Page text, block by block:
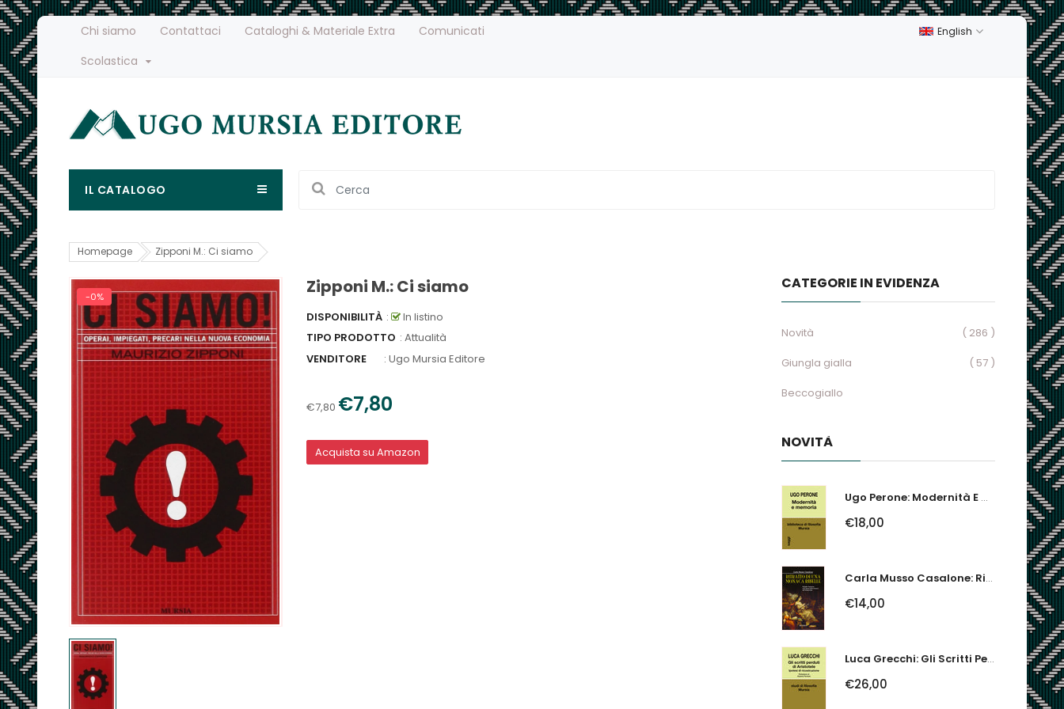
Chi siamo Contattaci Cataloghi & Materiale Extra
Comunicati
Scolastica
English
IL CATALOGO
Homepage Zipponi M.: Ci siamo
-0% Zipponi M.: Ci siamo
DISPONIBILITÀ :
In listino
TIPO PRODOTTO : Attualità
VENDITORE
: Ugo Mursia Editore
€7,80 €7,80
Acquista su Amazon
CATEGORIE IN EVIDENZA
Novità
( 286 )
Giungla gialla
( 57 )
Beccogiallo
NOVITÀ
Ugo Perone: Modernità E Memoria
€18,00
Carla Musso Casalone: Ritratto Di Una Monaca Ribelle. Brigida Franzone,...
€14,00
Luca Grecchi: Gli Scritti Perduti Di Aristotele. Ipotesi Di Ricostruzione
€26,00